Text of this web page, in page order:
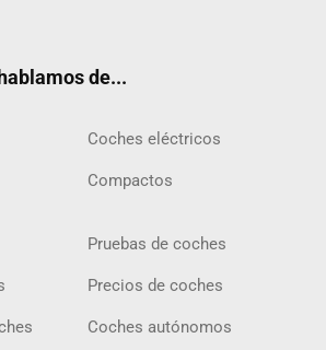
de...
Coches eléctricos
Compactos
Pruebas de coches
Precios de coches
Coches autónomos